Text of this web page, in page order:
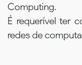
Computing.
É requerível ter
redes de